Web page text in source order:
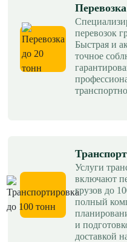
перевозок
Быстрая и
точное
Услуги
включают
грузов до
полный
и
доставкой